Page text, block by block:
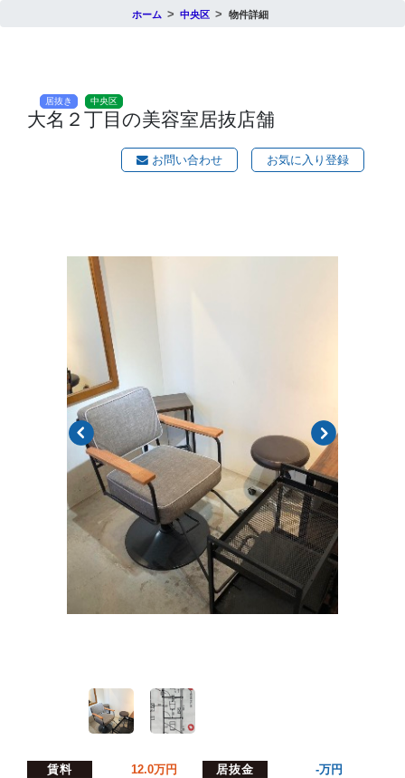
ホーム 中央区 物件詳細
居抜き 中央区
大名２丁目の美容室居抜店舗
お問い合わせ お気に入り登録
賃料 12.0万円 居抜金 -万円